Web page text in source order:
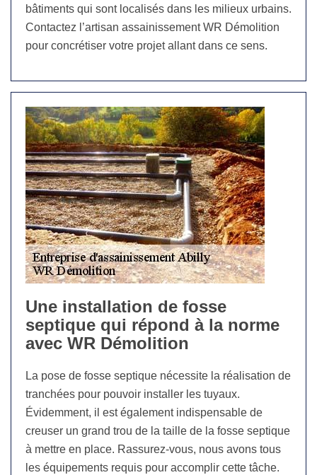
bâtiments qui sont localisés dans les milieux urbains.
Contactez l’artisan assainissement WR Démolition
pour concrétiser votre projet allant dans ce sens.
Une installation de fosse
septique qui répond à la norme
avec WR Démolition
La pose de fosse septique nécessite la réalisation de
tranchées pour pouvoir installer les tuyaux.
Évidemment, il est également indispensable de
creuser un grand trou de la taille de la fosse septique
à mettre en place. Rassurez-vous, nous avons tous
les équipements requis pour accomplir cette tâche.